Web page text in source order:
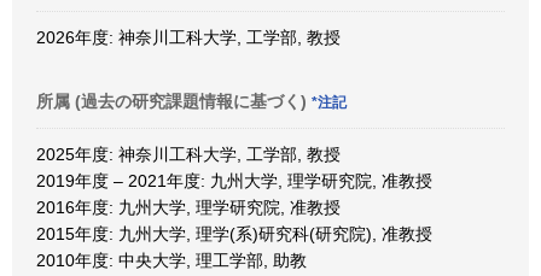
2026年度: 神奈川工科大学, 工学部, 教授
所属 (過去の研究課題情報に基づく) *注記
2025年度: 神奈川工科大学, 工学部, 教授
2019年度 – 2021年度: 九州大学, 理学研究院, 准教授
2016年度: 九州大学, 理学研究院, 准教授
2015年度: 九州大学, 理学(系)研究科(研究院), 准教授
2010年度: 中央大学, 理工学部, 助教